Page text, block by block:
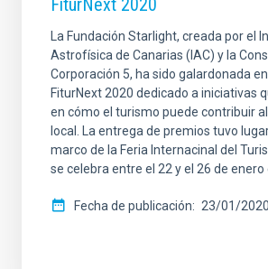
FiturNext 2020
La Fundación Starlight, creada por el
Astrofísica de Canarias (IAC) y la
Corporación 5, ha sido galardonada
FiturNext 2020 dedicado a iniciativas
en cómo el turismo puede contribuir
local. La entrega de premios tuvo
marco de la Feria Internacinal del
se celebra entre el 22 y el 26 de enero
Fecha de publicación 23/01/2020